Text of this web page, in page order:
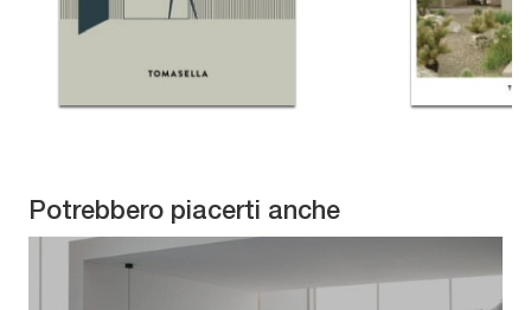
Potrebbero piacerti anche